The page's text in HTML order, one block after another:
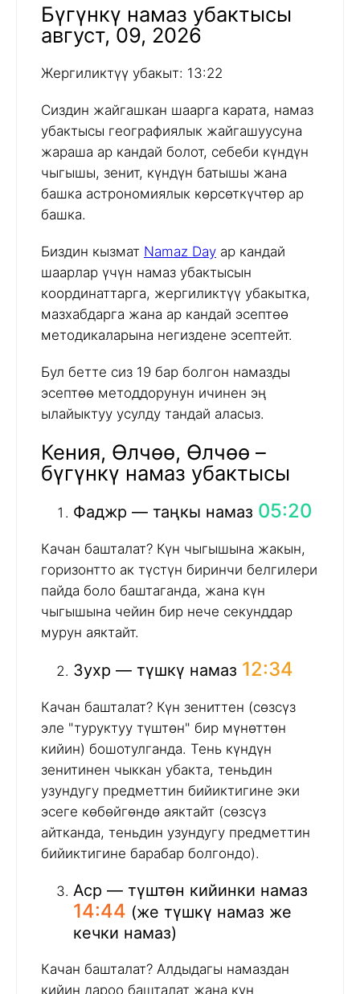
Бүгүнкү намаз убактысы
август, 09, 2026
Жергиликтүү убакыт: 13:22
Сиздин жайгашкан шаарга карата, намаз
убактысы географиялык жайгашуусуна
жараша ар кандай болот, себеби күндүн
чыгышы, зенит, күндүн батышы жана
башка астрономиялык көрсөткүчтөр ар
башка.
Биздин кызмат Namaz Day ар кандай
шаарлар үчүн намаз убактысын
координаттарга, жергиликтүү убакытка,
мазхабдарга жана ар кандай эсептөө
методикаларына негиздене эсептейт.
Бул бетте сиз 19 бар болгон намазды
эсептөө методдорунун ичинен эң
ылайыктуу усулду тандай аласыз.
Кения, Өлчөө, Өлчөө –
бүгүнкү намаз убактысы
Фаджр — таңкы намаз 05:20
Качан башталат? Күн чыгышына жакын,
горизонтто ак түстүн биринчи белгилери
пайда боло баштаганда, жана күн
чыгышына чейин бир нече секунддар
мурун аяктайт.
Зухр — түшкү намаз 12:34
Качан башталат? Күн зениттен (сөзсүз
эле "туруктуу түштөн" бир мүнөттөн
кийин) бошотулганда. Тень күндүн
зенитинен чыккан убакта, теньдин
узундугу предметтин бийиктигине эки
эсеге көбөйгөндө аяктайт (сөзсүз
айтканда, теньдин узундугу предметтин
бийиктигине барабар болгондо).
Аср — түштөн кийинки намаз
14:44 (же түшкү намаз же
кечки намаз)
Качан башталат? Алдыдагы намаздан
кийин дароо башталат жана күн